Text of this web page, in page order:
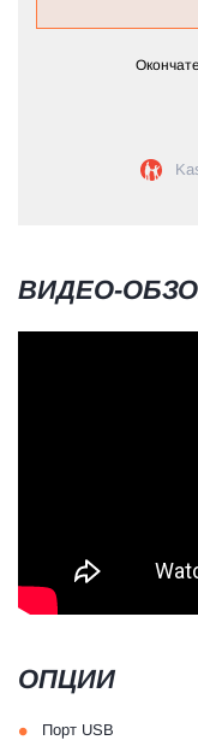
ВИДЕО-
ОПЦИИ
• Порт USB